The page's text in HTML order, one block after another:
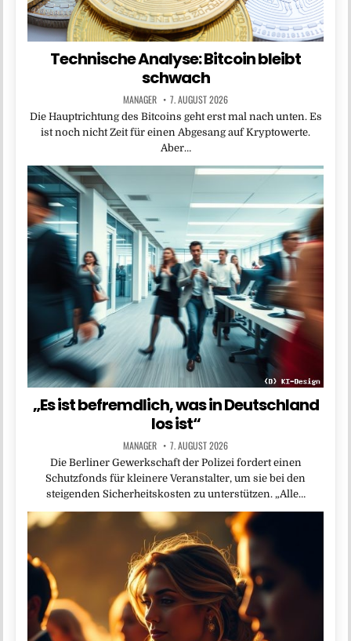
Technische Analyse: Bitcoin bleibt
schwach
MANAGER 7. AUGUST 2026
Die Haupt­richtung des Bitcoins geht erst mal nach unten. Es
ist noch nicht Zeit für einen Abgesang auf Kryptowerte.
Aber…
„Es ist befremdlich, was in Deutschland
los ist“
MANAGER 7. AUGUST 2026
Die Berliner Gewerkschaft der Polizei fordert einen
Schutzfonds für kleinere Veranstalter, um sie bei den
steigenden Sicherheitskosten zu unterstützen. „Alle…